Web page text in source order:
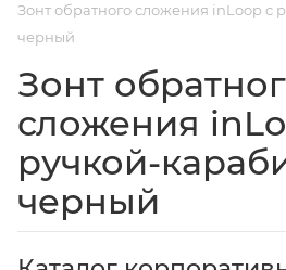
Зонт обратного сложения inLoop с
черный
Зонт
сложения
ручкой-
черный